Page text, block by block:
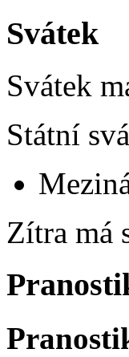
Svátek
Svátek
Státní
Zítra má